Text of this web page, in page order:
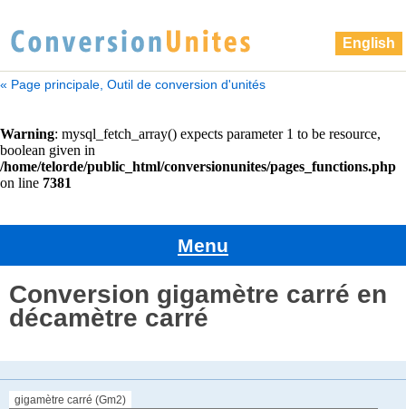
English
« Page principale, Outil de conversion d'unités
Menu
Conversion gigamètre carré en
décamètre carré
gigamètre carré (Gm2)